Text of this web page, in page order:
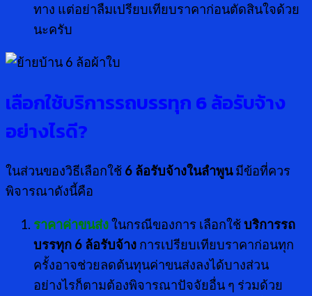
ทาง แต่อย่าลืมเปรียบเทียบราคาก่อนตัดสินใจด้วย
นะครับ
เลือกใช้บริการรถบรรทุก6 ล้อรับจ้าง
อย่างไรดี?
ในส่วนของวิธีเลือกใช้ 6 ล้อรับจ้างในลำพูนมีข้อที่ควร
พิจารณาดังนี้คือ
ราคาค่าขนส่งในกรณีของการ เลือกใช้บริการรถ
บรรทุก 6 ล้อรับจ้าง การเปรียบเทียบราคาก่อนทุก
ครั้งอาจช่วยลดต้นทุนค่าขนส่งลงได้บางส่วน
อย่างไรก็ตามต้องพิจารณาปัจจัยอื่น ๆ ร่วมด้วย